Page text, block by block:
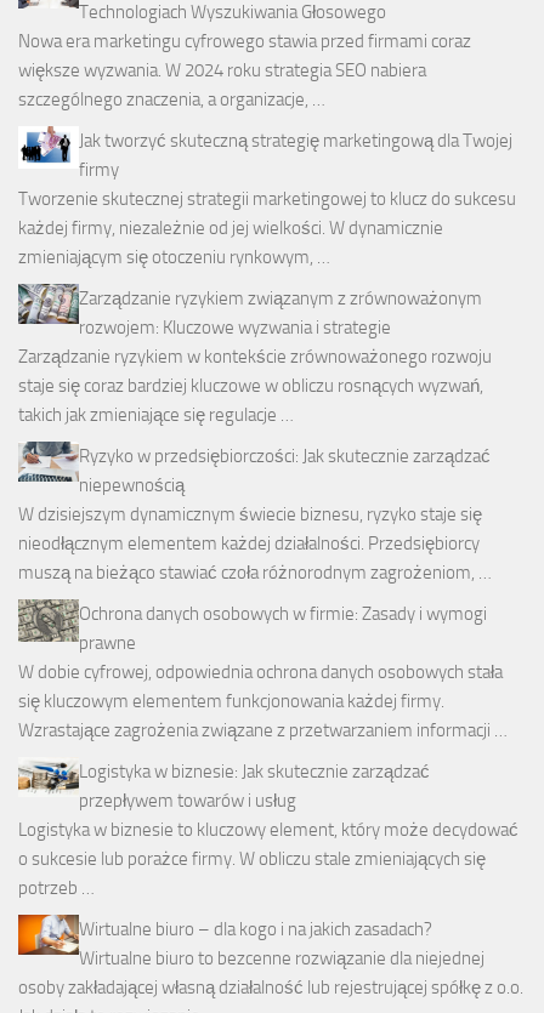
Technologiach Wyszukiwania Głosowego
Nowa era marketingu cyfrowego stawia przed firmami coraz
większe wyzwania. W 2024 roku strategia SEO nabiera
szczególnego znaczenia, a organizacje, …
Jak tworzyć skuteczną strategię marketingową dla Twojej
firmy
Tworzenie skutecznej strategii marketingowej to klucz do sukcesu
każdej firmy, niezależnie od jej wielkości. W dynamicznie
zmieniającym się otoczeniu rynkowym, …
Zarządzanie ryzykiem związanym z zrównoważonym
rozwojem: Kluczowe wyzwania i strategie
Zarządzanie ryzykiem w kontekście zrównoważonego rozwoju
staje się coraz bardziej kluczowe w obliczu rosnących wyzwań,
takich jak zmieniające się regulacje …
Ryzyko w przedsiębiorczości: Jak skutecznie zarządzać
niepewnością
W dzisiejszym dynamicznym świecie biznesu, ryzyko staje się
nieodłącznym elementem każdej działalności. Przedsiębiorcy
muszą na bieżąco stawiać czoła różnorodnym zagrożeniom, …
Ochrona danych osobowych w firmie: Zasady i wymogi
prawne
W dobie cyfrowej, odpowiednia ochrona danych osobowych stała
się kluczowym elementem funkcjonowania każdej firmy.
Wzrastające zagrożenia związane z przetwarzaniem informacji …
Logistyka w biznesie: Jak skutecznie zarządzać
przepływem towarów i usług
Logistyka w biznesie to kluczowy element, który może decydować
o sukcesie lub porażce firmy. W obliczu stale zmieniających się
potrzeb …
Wirtualne biuro – dla kogo i na jakich zasadach?
Wirtualne biuro to bezcenne rozwiązanie dla niejednej
osoby zakładającej własną działalność lub rejestrującej spółkę z o.o.